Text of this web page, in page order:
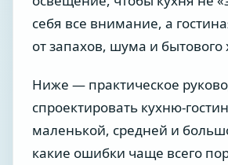
себя все внимание, а
от запахов, шума и бытового
Ниже — практическое
спроектировать кухню-
маленькой, средней и
какие ошибки чаще всего